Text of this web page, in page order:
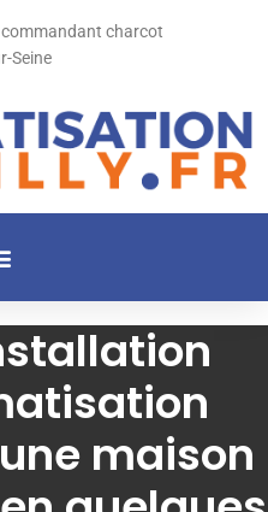
charcot
Seine
maison